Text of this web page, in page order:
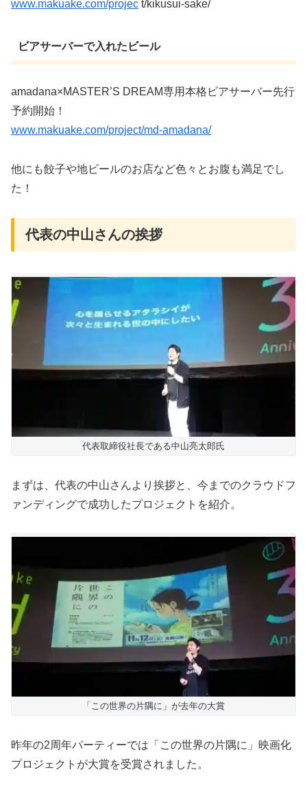
www.makuake.com/projec t/kikusui-sake/
ビアサーバーで入れたビール
amadana×MASTER’S DREAM専用本格ビアサーバー先行
予約開始！
www.makuake.com/project/md-amadana/
他にも餃子や地ビールのお店など色々とお腹も満足でし
た！
代表の中山さんの挨拶
代表取締役社長である中山亮太郎氏
まずは、代表の中山さんより挨拶と、今までのクラウドフ
ァンディングで成功したプロジェクトを紹介。
「この世界の片隅に」が去年の大賞
昨年の2周年パーティーでは「この世界の片隅に」映画化
プロジェクトが大賞を受賞されました。